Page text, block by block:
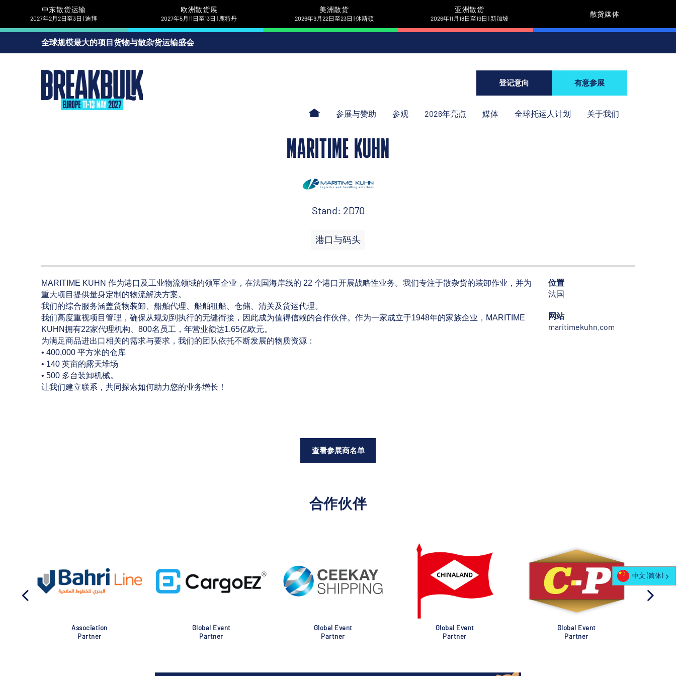
中东散货运输
2027年2月2日至3日 | 迪拜
欧洲散货展
2027年5月11日至13日 | 鹿特丹
美洲散货
2026年9月22日至23日 | 休斯顿
亚洲散货
2026年11月18日至19日 | 新加坡
散货媒体
全球规模最大的项目货物与散杂货运输盛会
登记意向 有意参展
参展与赞助 参观 2026年亮点 媒体 全球托运人计划 关于我们
MARITIME KUHN
Stand: 2D70
港口与码头
MARITIME KUHN 作为港口及工业物流领域的领军企业，在法国海岸线的 22 个港口开展战略性业务。我们专注于散杂货的装卸作业，并为
重大项目提供量身定制的物流解决方案。
我们的综合服务涵盖货物装卸、船舶代理、船舶租船、仓储、清关及货运代理。
我们高度重视项目管理，确保从规划到执行的无缝衔接，因此成为值得信赖的合作伙伴。作为一家成立于1948年的家族企业，MARITIME
KUHN拥有22家代理机构、800名员工，年营业额达1.65亿欧元。
为满足商品进出口相关的需求与要求，我们的团队依托不断发展的物质资源：
• 400,000 平方米的仓库
• 140 英亩的露天堆场
• 500 多台装卸机械。
让我们建立联系，共同探索如何助力您的业务增长！
位置
法国
网站
maritimekuhn.com
查看参展商名单
合作伙伴
Association
Partner
Global Event
Partner
Global Event
Partner
Global Event
Partner
Global Event
Partner
中文 (简体)